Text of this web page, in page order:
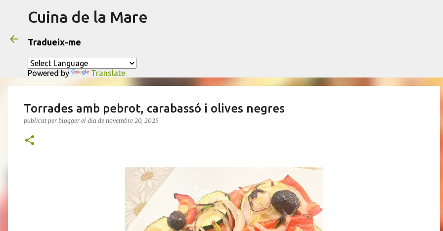
Cuina de la Mare
Tradueix-me
Powered by Translate
Torrades amb pebrot, carabassó i olives negres
publicat per blogger el dia de novembre 20, 2025